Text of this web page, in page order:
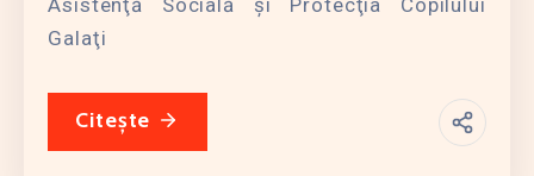
Asistenţă Socială şi Protecţia Copilului
Galaţi
Citește